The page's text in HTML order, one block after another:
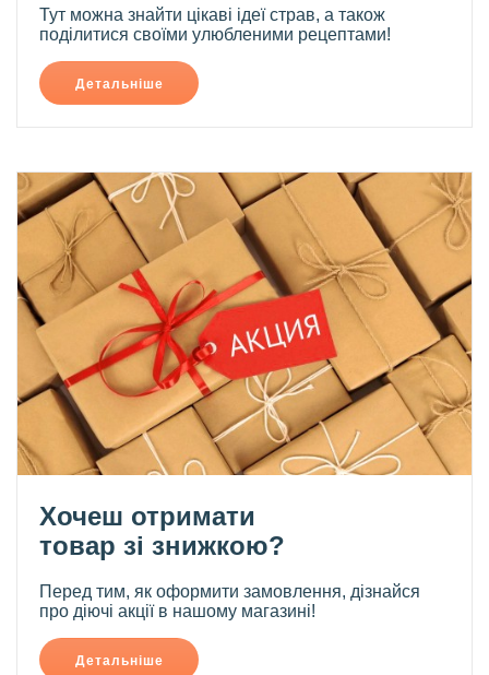
Тут можна знайти цікаві ідеї страв, а також
поділитися своїми улюбленими рецептами!
Детальніше
Хочеш отримати
товар зі знижкою?
Перед тим, як оформити замовлення, дізнайся
про діючі акції в нашому магазині!
Детальніше